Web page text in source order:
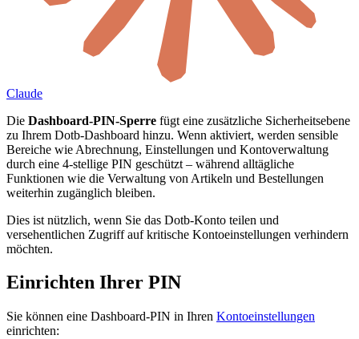
Claude
Die Dashboard-PIN-Sperre fügt eine zusätzliche Sicherheitsebene
zu Ihrem Dotb-Dashboard hinzu. Wenn aktiviert, werden sensible
Bereiche wie Abrechnung, Einstellungen und Kontoverwaltung
durch eine 4-stellige PIN geschützt – während alltägliche
Funktionen wie die Verwaltung von Artikeln und Bestellungen
weiterhin zugänglich bleiben.
Dies ist nützlich, wenn Sie das Dotb-Konto teilen und
versehentlichen Zugriff auf kritische Kontoeinstellungen verhindern
möchten.
Einrichten Ihrer PIN
Sie können eine Dashboard-PIN in Ihren Kontoeinstellungen
einrichten: